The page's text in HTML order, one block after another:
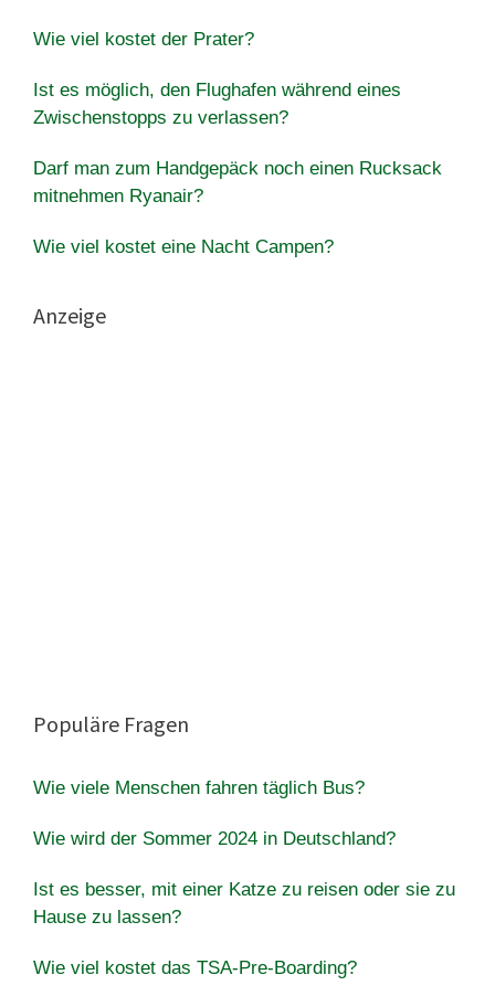
Wie viel kostet der Prater?
Ist es möglich, den Flughafen während eines
Zwischenstopps zu verlassen?
Darf man zum Handgepäck noch einen Rucksack
mitnehmen Ryanair?
Wie viel kostet eine Nacht Campen?
Anzeige
Populäre Fragen
Wie viele Menschen fahren täglich Bus?
Wie wird der Sommer 2024 in Deutschland?
Ist es besser, mit einer Katze zu reisen oder sie zu
Hause zu lassen?
Wie viel kostet das TSA-Pre-Boarding?